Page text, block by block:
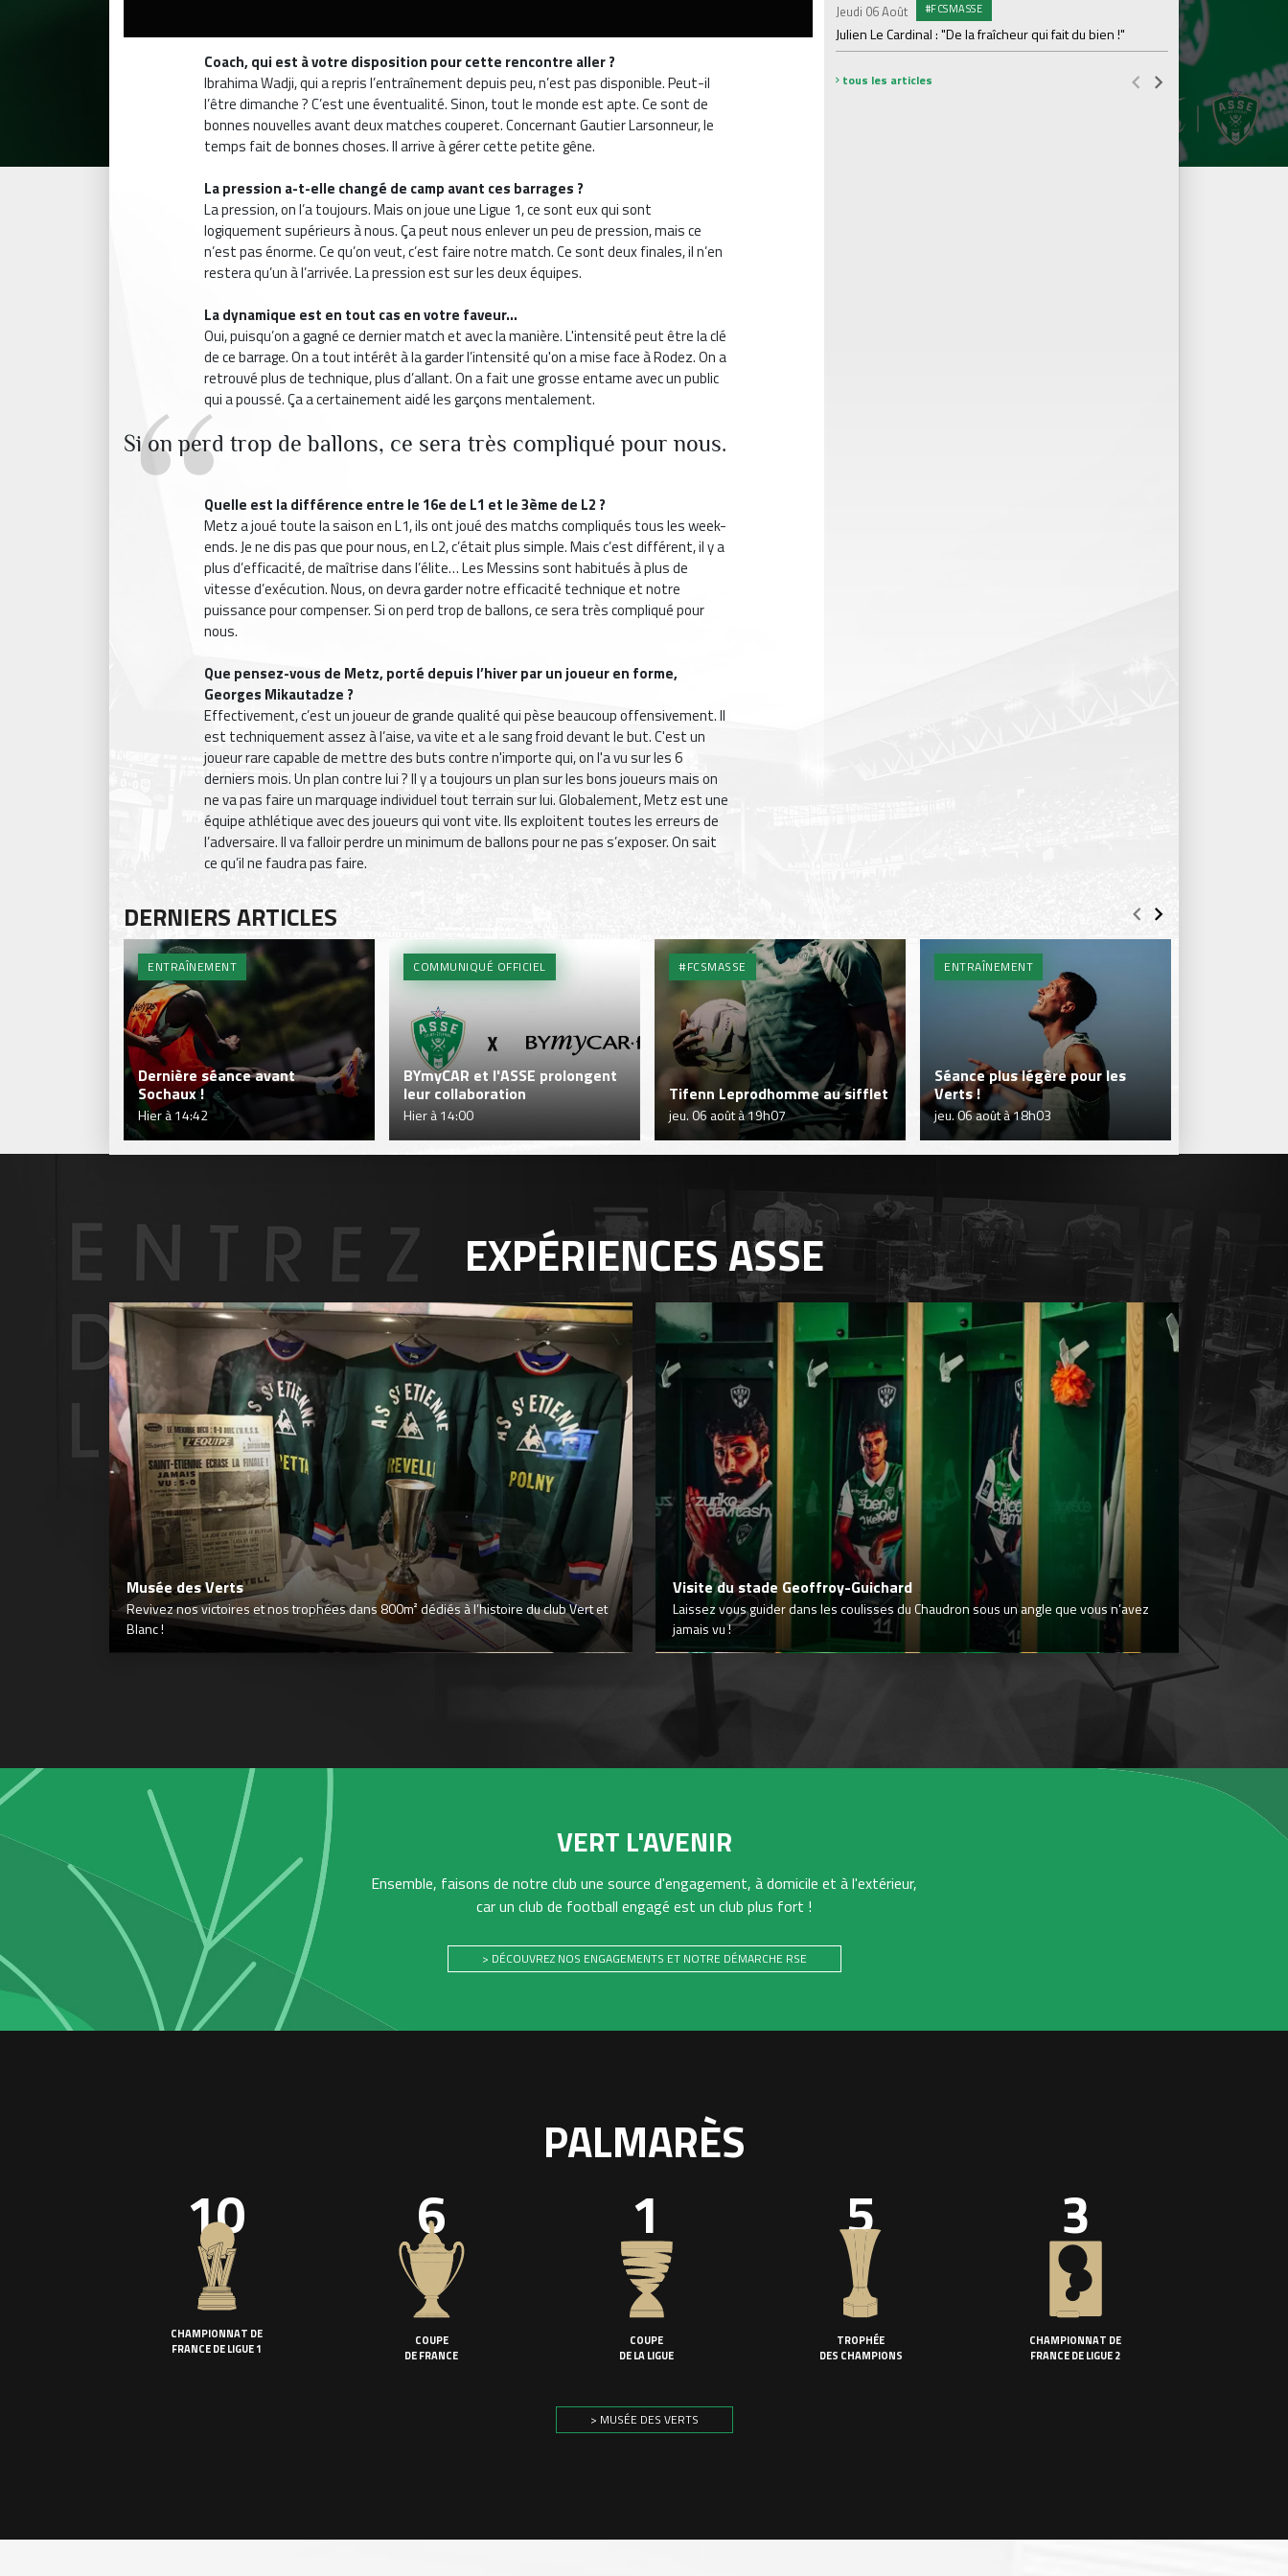
Coach, qui est à votre disposition pour cette rencontre aller ?
Ibrahima Wadji, qui a repris l’entraînement depuis peu, n’est pas disponible. Peut-il
l’être dimanche ? C’est une éventualité. Sinon, tout le monde est apte. Ce sont de
bonnes nouvelles avant deux matches couperet. Concernant Gautier Larsonneur, le
temps fait de bonnes choses. Il arrive à gérer cette petite gêne.
La pression a-t-elle changé de camp avant ces barrages ?
La pression, on l’a toujours. Mais on joue une Ligue 1, ce sont eux qui sont
logiquement supérieurs à nous. Ça peut nous enlever un peu de pression, mais ce
n’est pas énorme. Ce qu’on veut, c’est faire notre match. Ce sont deux finales, il n’en
restera qu’un à l’arrivée. La pression est sur les deux équipes.
La dynamique est en tout cas en votre faveur…
Oui, puisqu’on a gagné ce dernier match et avec la manière. L'intensité peut être la clé
de ce barrage. On a tout intérêt à la garder l’intensité qu'on a mise face à Rodez. On a
retrouvé plus de technique, plus d’allant. On a fait une grosse entame avec un public
qui a poussé. Ça a certainement aidé les garçons mentalement.
Si on perd trop de ballons, ce sera très compliqué pour nous.
Quelle est la différence entre le 16e de L1 et le 3ème de L2 ?
Metz a joué toute la saison en L1, ils ont joué des matchs compliqués tous les week-
ends. Je ne dis pas que pour nous, en L2, c’était plus simple. Mais c’est différent, il y a
plus d’efficacité, de maîtrise dans l’élite… Les Messins sont habitués à plus de
vitesse d’exécution. Nous, on devra garder notre efficacité technique et notre
puissance pour compenser. Si on perd trop de ballons, ce sera très compliqué pour
nous.
Que pensez-vous de Metz, porté depuis l’hiver par un joueur en forme,
Georges Mikautadze ?
Effectivement, c’est un joueur de grande qualité qui pèse beaucoup offensivement. Il
est techniquement assez à l’aise, va vite et a le sang froid devant le but. C'est un
joueur rare capable de mettre des buts contre n'importe qui, on l'a vu sur les 6
derniers mois. Un plan contre lui ? Il y a toujours un plan sur les bons joueurs mais on
ne va pas faire un marquage individuel tout terrain sur lui. Globalement, Metz est une
équipe athlétique avec des joueurs qui vont vite. Ils exploitent toutes les erreurs de
l’adversaire. Il va falloir perdre un minimum de ballons pour ne pas s’exposer. On sait
ce qu’il ne faudra pas faire.
Jeudi 06 Août #FCSMASSE
Julien Le Cardinal : "De la fraîcheur qui fait du bien !" Dimanche 02 Août
Le point sur
tous les articles
DERNIERS ARTICLES
ENTRAÎNEMENT
Dernière séance avant
Sochaux !
Hier à 14:42
COMMUNIQUÉ OFFICIEL
BYmyCAR et l'ASSE prolongent
leur collaboration
Hier à 14:00
#FCSMASSE
Tifenn Leprodhomme au sifflet
jeu. 06 août à 19h07
ENTRAÎNEMENT
Séance plus légère pour les
Verts !
jeu. 06 août à 18h03
EXPÉRIENCESASSE
Musée des Verts
Revivez nos victoires et nos trophées dans 800m² dédiés à l’histoire du club Vert et
Blanc !
Visite du stade Geoffroy-Guichard
Laissez vous guider dans les coulisses du Chaudron sous un angle que vous n’avez
jamais vu !
VERT L'AVENIR
Ensemble, faisons de notre club une source d'engagement, à domicile et à l'extérieur,
car un club de football engagé est un club plus fort !
> DÉCOUVREZ NOS ENGAGEMENTS ET NOTRE DÉMARCHE RSE
PALMARÈS
10
CHAMPIONNAT DE
FRANCE DE LIGUE 1
6
COUPE
DE FRANCE
1
COUPE
DE LA LIGUE
5
TROPHÉE
DES CHAMPIONS
3
CHAMPIONNAT DE
FRANCE DE LIGUE 2
> MUSÉE DES VERTS